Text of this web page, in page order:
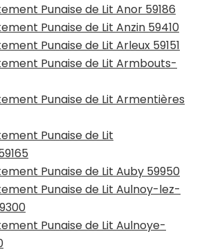
Punaise de Lit Anor 59186
Punaise de Lit Anzin 59410
Punaise de Lit Arleux 59151
Punaise de Lit Armbouts-
Punaise de Lit Armentières
Punaise de Lit
Punaise de Lit Auby 59950
Punaise de Lit Aulnoy-lez-
Punaise de Lit Aulnoye-